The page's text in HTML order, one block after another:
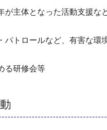
が主体となった活動支援な
パトロールなど、有害な環
る研修会等